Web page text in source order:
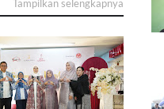
Tampilkan selengkapnya